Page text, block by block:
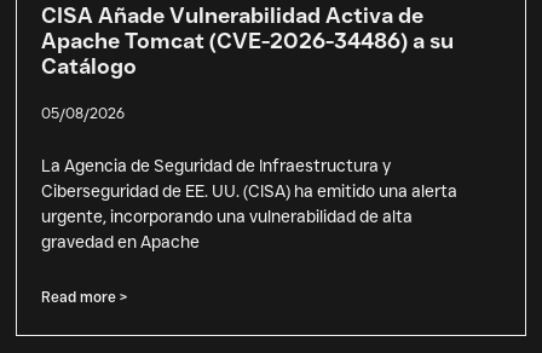
CISA Añade Vulnerabilidad Activa de
Apache Tomcat (CVE-2026-34486) a su
Catálogo
05/08/2026
La Agencia de Seguridad de Infraestructura y
Ciberseguridad de EE. UU. (CISA) ha emitido una alerta
urgente, incorporando una vulnerabilidad de alta
gravedad en Apache
Read more >